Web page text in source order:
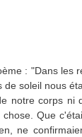
: "Dans les
soleil nous
notre corps
Que
ne